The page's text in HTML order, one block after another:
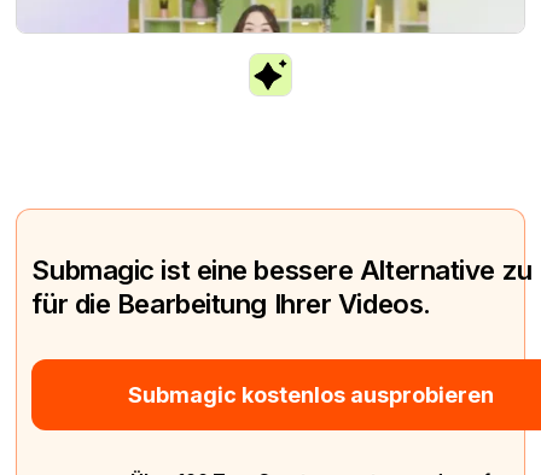
Submagic ist eine bessere Alternative zu
für die Bearbeitung Ihrer Videos.
Submagic kostenlos ausprobieren